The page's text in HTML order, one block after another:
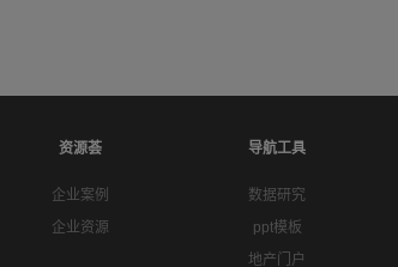
资源荟
企业案例
企业资源
导航工具
数据研究
ppt模板
地产门户